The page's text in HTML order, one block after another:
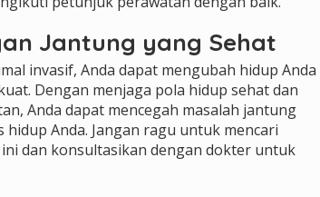
Jantung yang Sehat
invasif, Anda dapat mengubah hidup Anda
Dengan menjaga pola hidup sehat dan
Anda dapat mencegah masalah jantung
Anda. Jangan ragu untuk mencari
dan konsultasikan dengan dokter untuk